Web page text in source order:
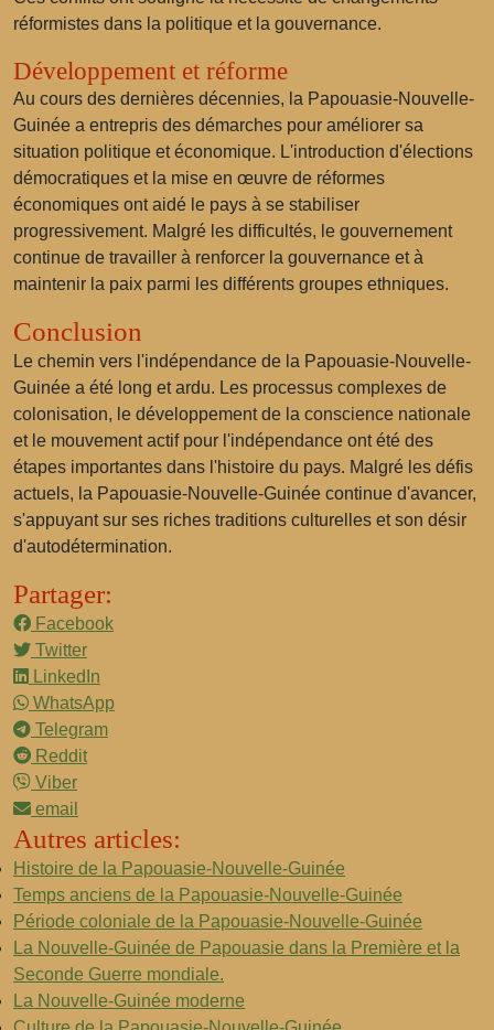
réformistes dans la politique et la gouvernance.
Développement et réforme
Au cours des dernières décennies, la Papouasie-Nouvelle-
Guinée a entrepris des démarches pour améliorer sa
situation politique et économique. L'introduction d'élections
démocratiques et la mise en œuvre de réformes
économiques ont aidé le pays à se stabiliser
progressivement. Malgré les difficultés, le gouvernement
continue de travailler à renforcer la gouvernance et à
maintenir la paix parmi les différents groupes ethniques.
Conclusion
Le chemin vers l'indépendance de la Papouasie-Nouvelle-
Guinée a été long et ardu. Les processus complexes de
colonisation, le développement de la conscience nationale
et le mouvement actif pour l'indépendance ont été des
étapes importantes dans l'histoire du pays. Malgré les défis
actuels, la Papouasie-Nouvelle-Guinée continue d'avancer,
s'appuyant sur ses riches traditions culturelles et son désir
d'autodétermination.
Partager:
Facebook
Twitter
LinkedIn
WhatsApp
Telegram
Reddit
Viber
email
Autres articles:
Histoire de la Papouasie-Nouvelle-Guinée
Temps anciens de la Papouasie-Nouvelle-Guinée
Période coloniale de la Papouasie-Nouvelle-Guinée
La Nouvelle-Guinée de Papouasie dans la Première et la
Seconde Guerre mondiale.
La Nouvelle-Guinée moderne